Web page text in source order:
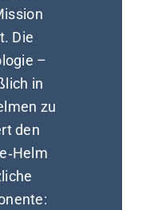
Die
–
in
zu
den